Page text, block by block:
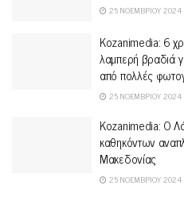
25 ΝΟΕΜΒΡΊΟΥ 2024
Kozanimedia: 6
λαμπερή βραδιά
από πολλές
25 ΝΟΕΜΒΡΊΟΥ 2024
Kozanimedia: O
καθηκόντων
Μακεδονίας
25 ΝΟΕΜΒΡΊΟΥ 2024